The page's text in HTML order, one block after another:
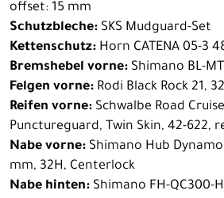
offset: 15 mm
Schutzbleche: SKS Mudguard-Set
Kettenschutz: Horn CATENA 05-3
Bremshebel vorne: Shimano BL-
Felgen vorne: Rodi Black Rock 21,
Reifen vorne: Schwalbe Road
Punctureguard, Twin Skin, 42-622,
Nabe vorne: Shimano Hub Dynamo
mm, 32H, Centerlock
Nabe hinten: Shimano FH-QC300-